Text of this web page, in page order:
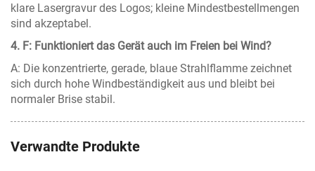
klare Lasergravur des Logos; kleine Mindestbestellmengen
sind akzeptabel.
4. F: Funktioniert das Gerät auch im Freien bei Wind?
A: Die konzentrierte, gerade, blaue Strahlflamme zeichnet
sich durch hohe Windbeständigkeit aus und bleibt bei
normaler Brise stabil.
Verwandte Produkte